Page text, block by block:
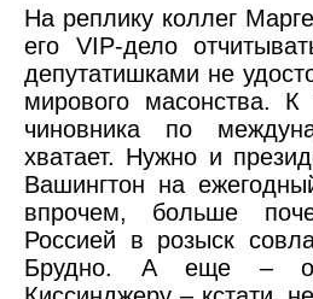
На реплику коллег
его VIP-дело
депутатишками не
мирового масонства. К
чиновника по
хватает. Нужно и
Вашингтон на
впрочем, больше
Россией в розыск
Брудно. А еще –